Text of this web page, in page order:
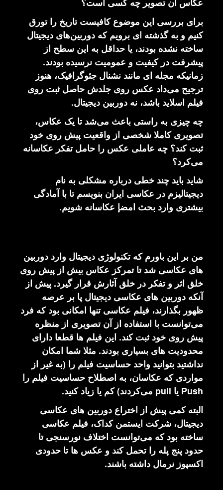
عکاس آن تصویر چه کسی است؟
برای بررسی این موضوع کافیست تاریخ را تورق
کنیم و به گذشته ای برویم که دوربین‌های دیجیتال
ساخته نشده بودند، یا حداقل به این سطح از
پیشرفت در کیفیت و عمومیت نرسیده بودند.
زمانیکه مجله ای مانند نشنال جئوگرافیک، هنوز
ترجیح می‌داد عکس روی جلدش حاصل ثبت روی
فیلم اسلاید باشد، نه دوربین دیجیتال.
چه چیزی به راستی باعث می‌شد تا یک عکاس،
تصویری کاملا شخصی از واقعیت پیش روی خود
ثبت کند؟ چه عاملی عکس را حامل تفکر عکاسانه
می‌کرد؟
شاید باید چند خطی درباره مشکلی به نام
دیجیتالیزم در عکاسی ایران بنویسم تا با آمادگی
بیشتری وارد بحث امضإ عکاسانه شویم.
من بر این باورم که تکنولوژی دیجیتال وارد دوربین
های عکاسی شد تا تمرکز عکاس بیش از پیش روی
خلق اثر و تفکر در خلق آثارش قرار گیرد. پیش از
آنکه دوربین های عکاسی دیجیتال پا بر عرصه
ظهور بگذارند، فیلم عکاسی تنها امکانی بود که فرد
می‌توانست با استفاده از آن تصویری از منظره
پیش روی خود ثبت کند. این فیلم ها قطعا دارای
محدودیت های بسیاری بودند. مثلا شما امکان
نداشتید بتوانید واحد حساسیت فیلم را (به غیر از
مواردی که عکاسان، به اصطلاح حساسیت فیلم را
Push یا pull می‌کردند) کم یا زیاد کنید.
البته کمی پیش از اختراع دوربین های عکاسی
دیجیتال، شرکت ایستمن کداک، فیلم عکاسی
ساخته بود که می‌توانست اختلاف نورسنجی تا
حدود پنج پله را تحمل کند و عکس ها تا حدودی
اکسپوز نرمال داشته باشند.